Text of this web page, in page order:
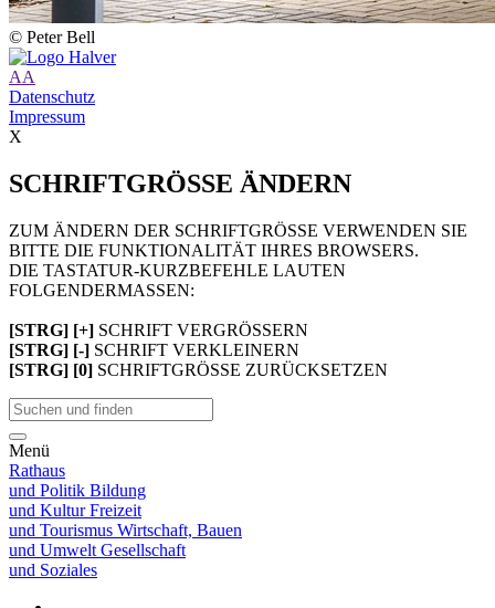
© Peter Bell
AA
Datenschutz
Impressum
X
SCHRIFTGRÖSSE ÄNDERN
ZUM ÄNDERN DER SCHRIFTGRÖSSE VERWENDEN SIE
BITTE DIE FUNKTIONALITÄT IHRES BROWSERS.
DIE TASTATUR-KURZBEFEHLE LAUTEN
FOLGENDERMASSEN:
[STRG] [+] SCHRIFT VERGRÖSSERN
[STRG] [-] SCHRIFT VERKLEINERN
[STRG] [0] SCHRIFTGRÖSSE ZURÜCKSETZEN
Menü
Rathaus
und Politik Bildung
und KulturFreizeit
und Tourismus Wirtschaft, Bauen
und Umwelt Gesellschaft
und Soziales